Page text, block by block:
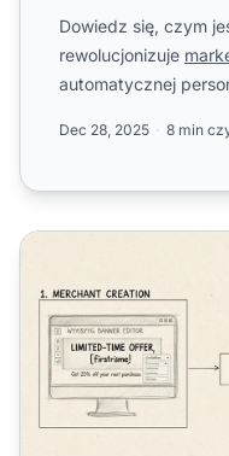
Dowiedz się, czym
rewolucjonizuje
automatycznej
Dec 28, 2025 8 min
Czym są proste